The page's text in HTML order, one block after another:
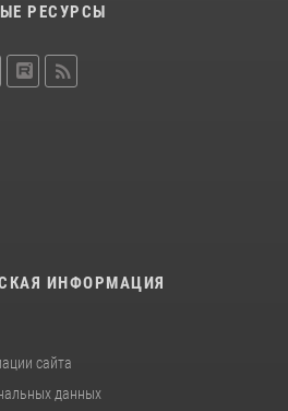
РЕСУРСЫ
ИНФОРМАЦИЯ
сайта
данных